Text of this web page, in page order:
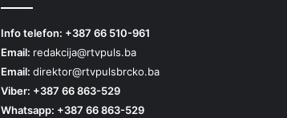
Info telefon: +387 66 510-961
Email: redakcija@rtvpuls.ba
Email: direktor@rtvpulsbrcko.ba
Viber: +387 66 863-529
Whatsapp: +387 66 863-529